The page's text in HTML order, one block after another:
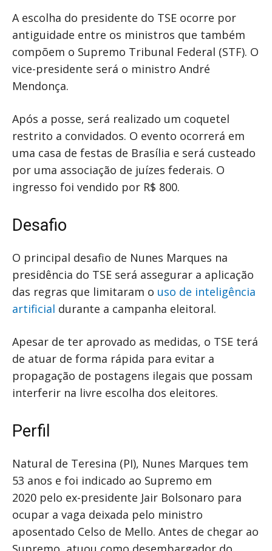
A escolha do presidente do TSE ocorre por
antiguidade entre os ministros que também
compõem o Supremo Tribunal Federal (STF). O
vice-presidente será o ministro André
Mendonça.
Após a posse, será realizado um coquetel
restrito a convidados. O evento ocorrerá em
uma casa de festas de Brasília e será custeado
por uma associação de juízes federais. O
ingresso foi vendido por R$ 800.
Desafio
O principal desafio de Nunes Marques na
presidência do TSE será assegurar a aplicação
das regras que limitaram o uso de inteligência
artificial durante a campanha eleitoral.
Apesar de ter aprovado as medidas, o TSE terá
de atuar de forma rápida para evitar a
propagação de postagens ilegais que possam
interferir na livre escolha dos eleitores.
Perfil
Natural de Teresina (PI), Nunes Marques tem
53 anos e foi indicado ao Supremo em
2020 pelo ex-presidente Jair Bolsonaro para
ocupar a vaga deixada pelo ministro
aposentado Celso de Mello. Antes de chegar ao